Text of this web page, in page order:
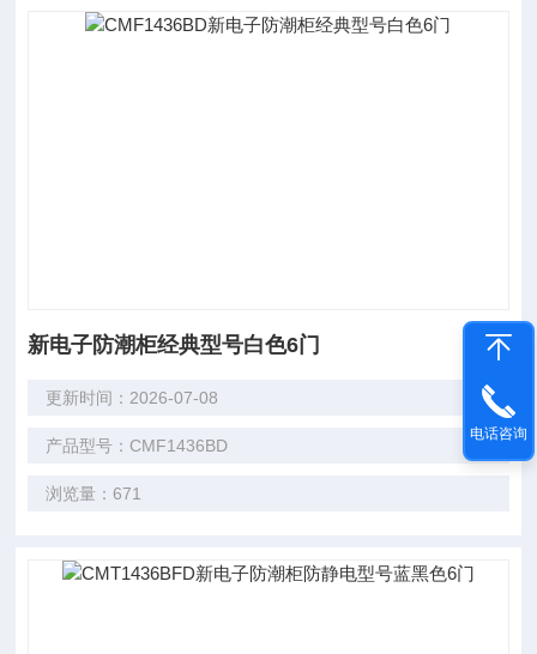
新电子防潮柜经典型号白色6门
更新时间：2026-07-08
产品型号：CMF1436BD
浏览量：671
电话咨询